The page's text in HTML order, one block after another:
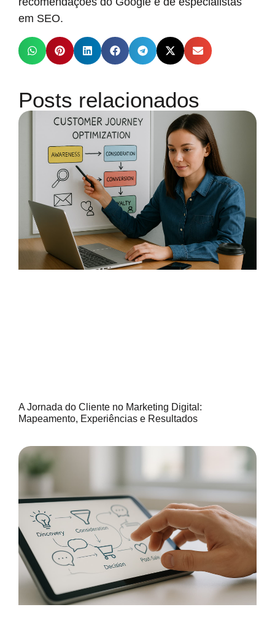
em SEO.
Posts relacionados
A Jornada do Cliente no Marketing Digital:
Mapeamento, Experiências e Resultados